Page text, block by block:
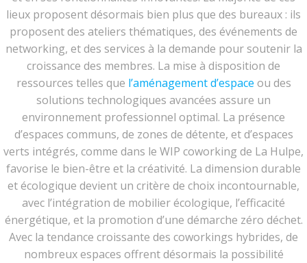
lieux proposent désormais bien plus que des bureaux : ils
proposent des ateliers thématiques, des événements de
networking, et des services à la demande pour soutenir la
croissance des membres. La mise à disposition de
ressources telles que l’aménagement d’espace ou des
solutions technologiques avancées assure un
environnement professionnel optimal. La présence
d’espaces communs, de zones de détente, et d’espaces
verts intégrés, comme dans le WIP coworking de La Hulpe,
favorise le bien-être et la créativité. La dimension durable
et écologique devient un critère de choix incontournable,
avec l’intégration de mobilier écologique, l’efficacité
énergétique, et la promotion d’une démarche zéro déchet.
Avec la tendance croissante des coworkings hybrides, de
nombreux espaces offrent désormais la possibilité